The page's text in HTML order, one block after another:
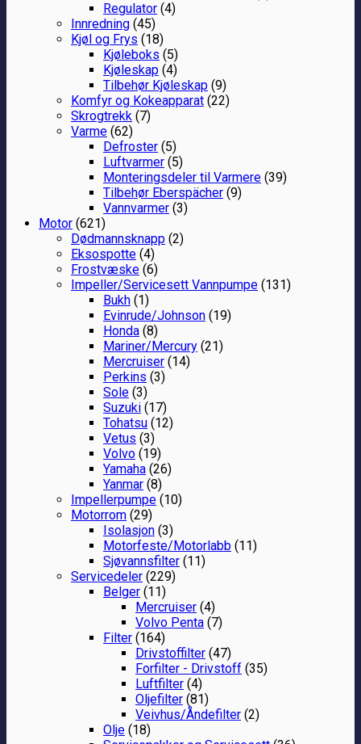
Regulator (4)
Innredning (45)
Kjøl og Frys (18)
Kjøleboks (5)
Kjøleskap (4)
Tilbehør Kjøleskap (9)
Komfyr og Kokeapparat (22)
Skrogtrekk (7)
Varme (62)
Defroster (5)
Luftvarmer (5)
Monteringsdeler til Varmere (39)
Tilbehør Eberspächer (9)
Vannvarmer (3)
Motor (621)
Dødmannsknapp (2)
Eksospotte (4)
Frostvæske (6)
Impeller/Servicesett Vannpumpe (131)
Bukh (1)
Evinrude/Johnson (19)
Honda (8)
Mariner/Mercury (21)
Mercruiser (14)
Perkins (3)
Sole (3)
Suzuki (17)
Tohatsu (12)
Vetus (3)
Volvo (19)
Yamaha (26)
Yanmar (8)
Impellerpumpe (10)
Motorrom (29)
Isolasjon (3)
Motorfeste/Motorlabb (11)
Sjøvannsfilter (11)
Servicedeler (229)
Belger (11)
Mercruiser (4)
Volvo Penta (7)
Filter (164)
Drivstoffilter (47)
Forfilter - Drivstoff (35)
Luftfilter (4)
Oljefilter (81)
Veivhus/Åndefilter (2)
Olje (18)